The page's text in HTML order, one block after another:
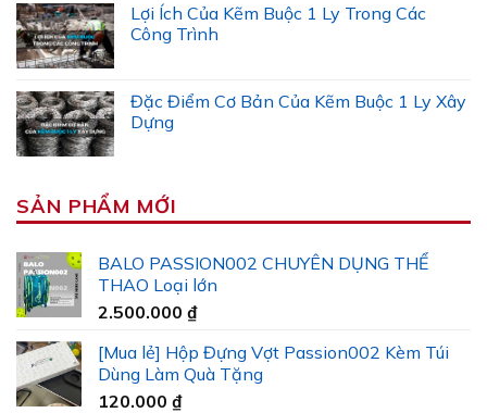
Lợi Ích Của Kẽm Buộc 1 Ly Trong Các
Công Trình
Đặc Điểm Cơ Bản Của Kẽm Buộc 1 Ly Xây
Dựng
SẢN PHẨM MỚI
BALO PASSION002 CHUYÊN DỤNG THỂ
THAO Loại lớn
2.500.000 ₫
[Mua lẻ] Hộp Đựng Vợt Passion002 Kèm Túi
Dùng Làm Quà Tặng
120.000 ₫